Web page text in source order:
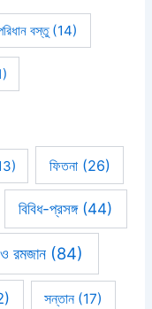
বস্তু(14)
ফিতনা(26)
বিবিধ-প্রসঙ্গ(44)
রমজান (84)
সন্তান(17)